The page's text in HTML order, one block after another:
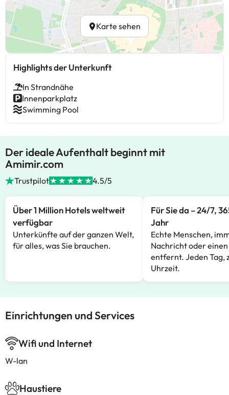
Karte sehen
Highlights der Unterkunft
In Strandnähe
Innenparkplatz
Swimming Pool
Der ideale Aufenthalt beginnt mit
Amimir.com
Trustpilot 4.5/5
Über 1 Million Hotels weltweit
verfügbar
Unterkünfte auf der ganzen Welt,
für alles, was Sie brauchen.
Für Sie da – 24/7,
Jahr
Echte Menschen,
Nachricht oder
entfernt. Jeden Tag,
Uhrzeit.
Einrichtungen und Services
Wifi und Internet
W-lan
Haustiere